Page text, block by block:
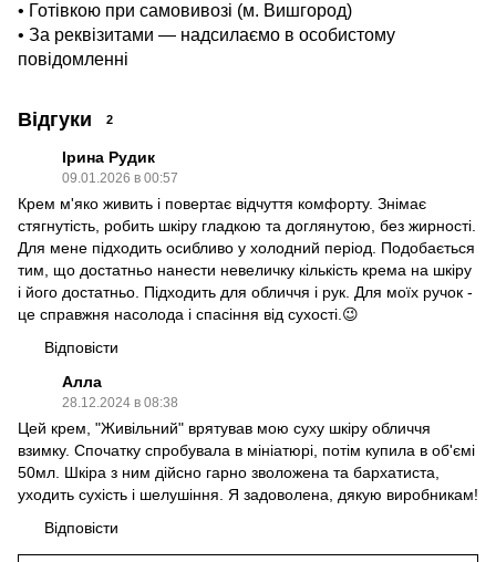
• Готівкою при самовивозі (м. Вишгород)
• За реквізитами — надсилаємо в особистому
повідомленні
Відгуки 2
Ірина Рудик
09.01.2026 в 00:57
Крем м'яко живить і повертає відчуття комфорту. Знімає
стягнутість, робить шкіру гладкою та доглянутою, без жирності.
Для мене підходить осибливо у холодний період. Подобається
тим, що достатньо нанести невеличку кількість крема на шкіру
і його достатньо. Підходить для обличчя і рук. Для моїх ручок -
це справжня насолода і спасіння від сухості.😉
Відповісти
Алла
28.12.2024 в 08:38
Цей крем, "Живільний" врятував мою суху шкіру обличчя
взимку. Спочатку спробувала в мініатюрі, потім купила в об'ємі
50мл. Шкіра з ним дійсно гарно зволожена та бархатиста,
уходить сухість і шелушіння. Я задоволена, дякую виробникам!
Відповісти